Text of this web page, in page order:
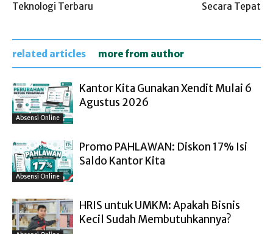
Teknologi Terbaru
Secara Tepat
related articles more from author
Absensi Online
Kantor Kita Gunakan Xendit Mulai 6
Agustus 2026
Absensi Online
Promo PAHLAWAN: Diskon 17% Isi
Saldo Kantor Kita
HRIS untuk UMKM: Apakah Bisnis
Kecil Sudah Membutuhkannya?